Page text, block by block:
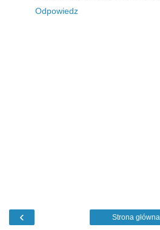
Odpowiedz
‹ Strona główna